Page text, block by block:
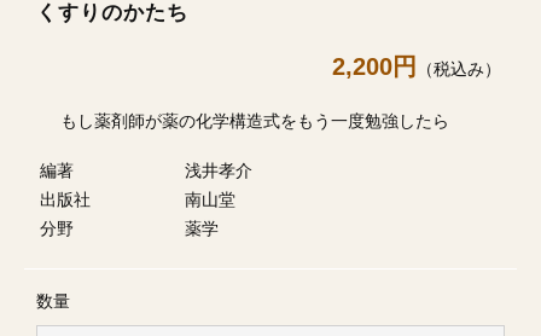
くすりのかたち
2,200円 （税込み）
もし薬剤師が薬の化学構造式をもう一度勉強したら
編著
浅井孝介
出版社
南山堂
分野
薬学
数量